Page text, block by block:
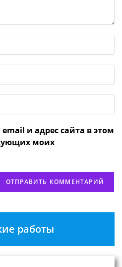
и адрес сайта в этом
моих
работы